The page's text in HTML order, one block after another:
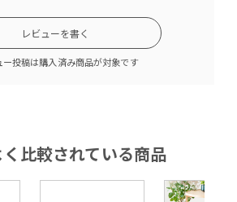
レビューを書く
ー投稿は購入済み商品が対象です
比較されている商品